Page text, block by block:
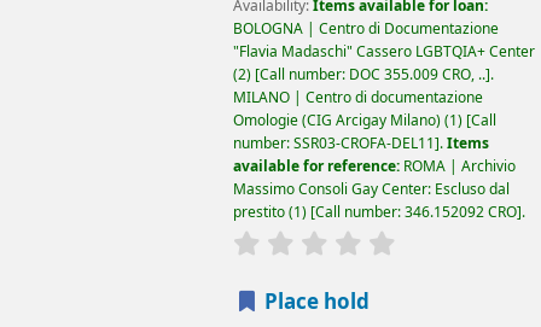
Availability:Items available for loan:
BOLOGNA | Centro di Documentazione
"Flavia Madaschi" Cassero LGBTQIA+ Center
(2) Call number: DOC 355.009 CRO, .. .
MILANO | Centro di documentazione
Omologie (CIG Arcigay Milano)(1) Call
number:SSR03-CROFA-DEL11 .Items
available for reference: ROMA | Archivio
Massimo Consoli Gay Center: Escluso dal
prestito(1) Call number:346.152092 CRO .
star rating
Place hold